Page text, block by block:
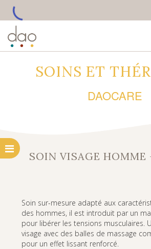
•••
SOINS ET
DAOCARE
SOIN VISAGE HOMME
Soin sur-mesure adapté aux
des hommes, il est introduit par un
pour libérer les tensions musculaires.
visage avec des balles de massage
pour un effet lissant renforcé.